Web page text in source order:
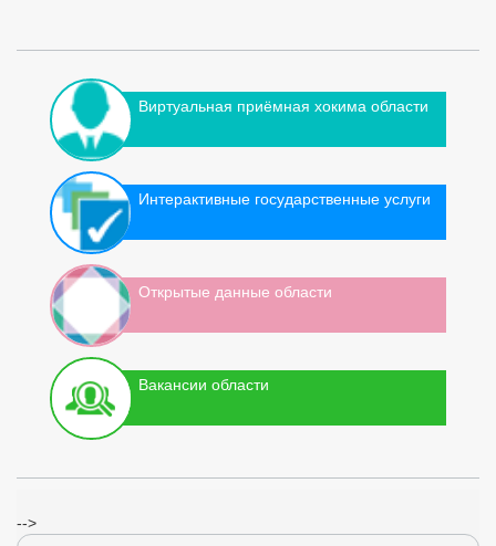
Виртуальная приёмная хокима области
Интерактивные государственные услуги
Открытые данные области
Вакансии области
-->